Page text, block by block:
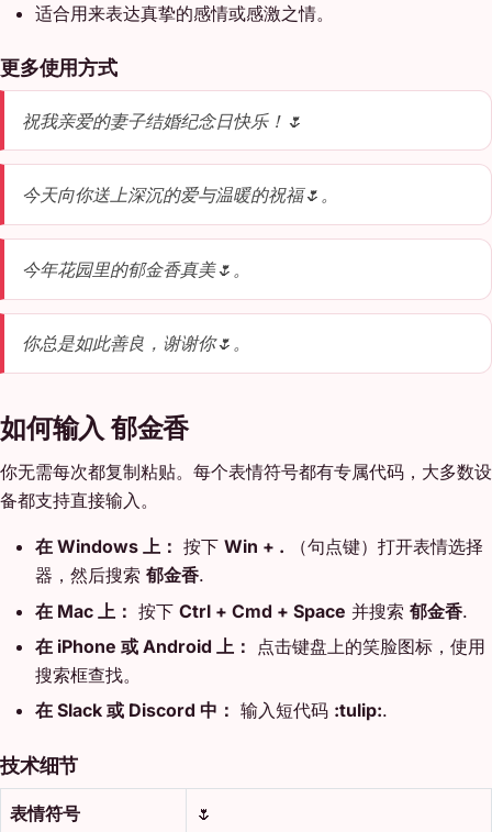
适合用来表达真挚的感情或感激之情。
更多使用方式
祝我亲爱的妻子结婚纪念日快乐！🌷
今天向你送上深沉的爱与温暖的祝福🌷。
今年花园里的郁金香真美🌷。
你总是如此善良，谢谢你🌷。
如何输入 郁金香
你无需每次都复制粘贴。每个表情符号都有专属代码，大多数设
备都支持直接输入。
在 Windows 上： 按下 Win + . （句点键）打开表情选择
器，然后搜索 郁金香.
在 Mac 上： 按下 Ctrl + Cmd + Space 并搜索 郁金香.
在 iPhone 或 Android 上：
点击键盘上的笑脸图标，使用
搜索框查找。
在 Slack 或 Discord 中： 输入短代码 :tulip:.
技术细节
表情符号 🌷